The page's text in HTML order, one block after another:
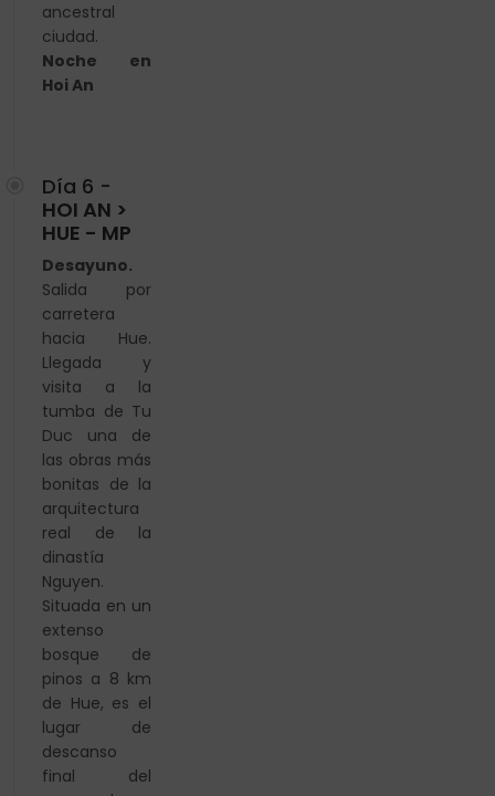
ancestral
ciudad.
Noche en
Hoi An
Día 6 -
HOI AN >
HUE - MP
Desayuno.
Salida por
carretera
hacia Hue.
Llegada y
visita a la
tumba de Tu
Duc una de
las obras más
bonitas de la
arquitectura
real de la
dinastía
Nguyen.
Situada en un
extenso
bosque de
pinos a 8 km
de Hue, es el
lugar de
descanso
final del